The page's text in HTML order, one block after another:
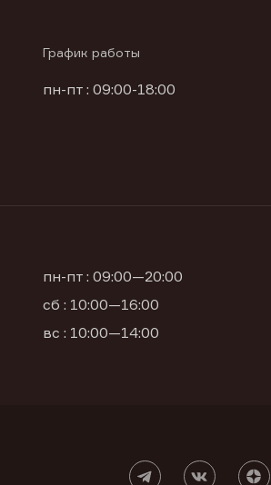
График работы
пн-пт : 09:00-18:00
пн-пт : 09:00—20:00
сб : 10:00—16:00
вс : 10:00—14:00